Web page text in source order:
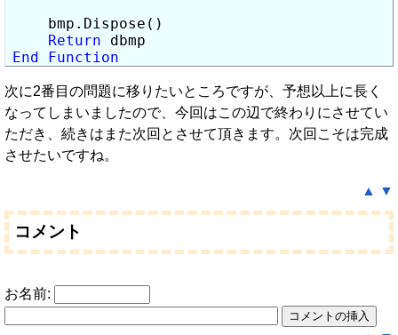
    bmp.Dispose()
Return
End
Function
次に2番目の問題に移りたいところですが、予想以上に長く
なってしまいましたので、今回はこの辺で終わりにさせてい
ただき、続きはまた次回とさせて頂きます。次回こそは完成
させたいですね。
▲ ▼
コメント
お名前: